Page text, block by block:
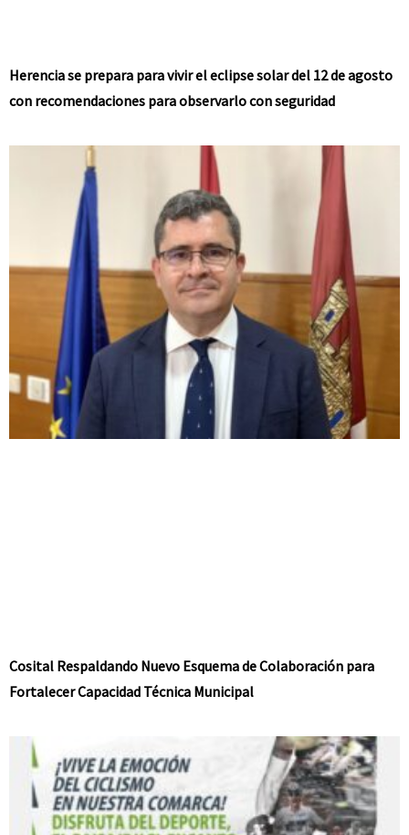
Herencia se prepara para vivir el eclipse solar del 12 de agosto
con recomendaciones para observarlo con seguridad
Cosital Respaldando Nuevo Esquema de Colaboración para
Fortalecer Capacidad Técnica Municipal